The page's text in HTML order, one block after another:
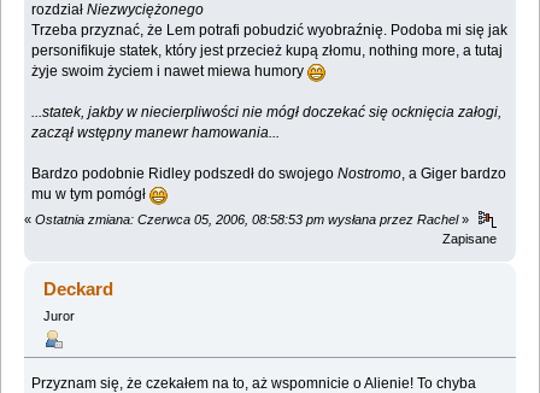
rozdziałNiezwyciężonego
Trzeba przyznać, że Lem potrafi pobudzić wyobraźnię. Podoba mi się jak
personifikuje statek, który jest przecież kupą złomu, nothing more, a tutaj
żyje swoim życiem i nawet miewa humory
...statek, jakby w niecierpliwości nie mógł doczekać się ocknięcia załogi,
zaczął wstępny manewr hamowania...
Bardzo podobnie Ridley podszedł do swojegoNostromo, a Giger bardzo
mu w tym pomógł
« Ostatnia zmiana: Czerwca 05, 2006, 08:58:53 pm wysłana przez Rachel»
Zapisane
Deckard
Juror
Przyznam się, że czekałem na to, aż wspomnicie o Alienie! To chyba